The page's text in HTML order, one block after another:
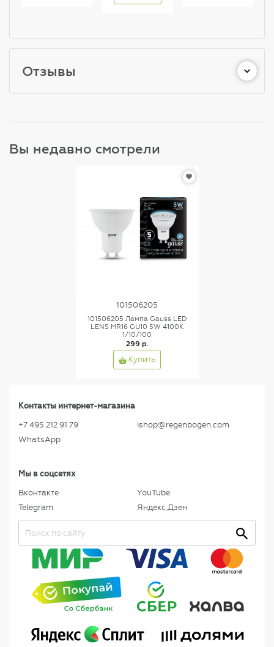
Отзывы
Вы недавно смотрели
101506205
101506205 Лампа Gauss LED
LENS MR16 GU10 5W 4100K
1/10/100
299 р.
Купить
Контакты интернет-магазина
+7 495 212 91 79
WhatsApp
ishop@regenbogen.com
Мы в соцсетях
Вконтакте
Telegram
YouTube
Яндекс.Дзен